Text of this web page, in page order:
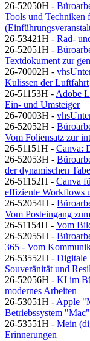
26-52050H -
Tools und Techniken
26-53421H - Rad-
26-52051H -
Textdokument zur
26-70002H -
Kulissen der Luftfahrt
26-51153H - Adobe
Ein- und Umsteiger
26-70003H -
26-52052H -
Vom Foliensatz zur
26-51151H - Canva:
26-52053H -
der dynamischen
26-51152H - Canva
effiziente Workflows
26-52054H -
Vom Posteingang
26-51154H - Vom
26-52055H -
365 - Vom
26-53552H - Digitale
Souveränität und
26-52056H - KI im
modernes Arbeiten
26-53051H - Apple
Betriebssystem
26-53551H - Mein
Erinnerungen